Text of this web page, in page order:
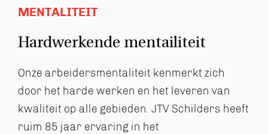
MENTALITEIT
Hardwerkende mentailiteit
Onze arbeidersmentaliteit kenmerkt zich
door het harde werken en het leveren van
kwaliteit op alle gebieden. JTV Schilders heeft
ruim 85 jaar ervaring in het